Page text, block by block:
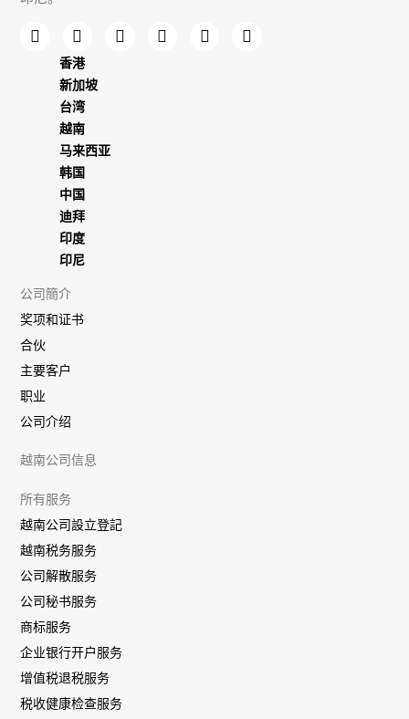
香港
新加坡
台湾
越南
马来西亚
韩国
中国
迪拜
印度
印尼
公司簡介
奖项和证书
合伙
主要客户
职业
公司介绍
越南公司信息
所有服务
越南公司設立登記
越南税务服务
公司解散服务
公司秘书服务
商标服务
企业银行开户服务
增值税退税服务
税收健康检查服务